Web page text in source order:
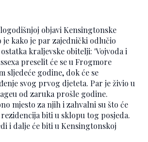
objavi Kensingtonske
je kako je par zajednički odlučio
kraljevske obitelji: 'Vojvoda i
preselit će se u Frogmore
sljedeće godine, dok će se
svog prvog djeteta. Par je živio u
od zaruka prošle godine.
mjesto za njih i zahvalni su što će
biti u sklopu tog posjeda.
i dalje će biti u Kensingtonskoj